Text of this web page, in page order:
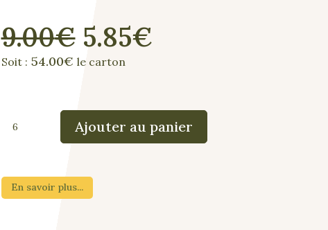
9.00€ Le
prix
était :
9.00€.
5.85€Le
est :
5.85€.
Soit : 54.00€ le carton
CALCAIRE
Ajouter au panier
En savoir plus...